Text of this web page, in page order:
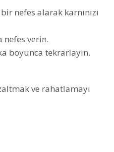
nefes alarak karnınızı
nefes verin.
boyunca tekrarlayın.
ve rahatlamayı